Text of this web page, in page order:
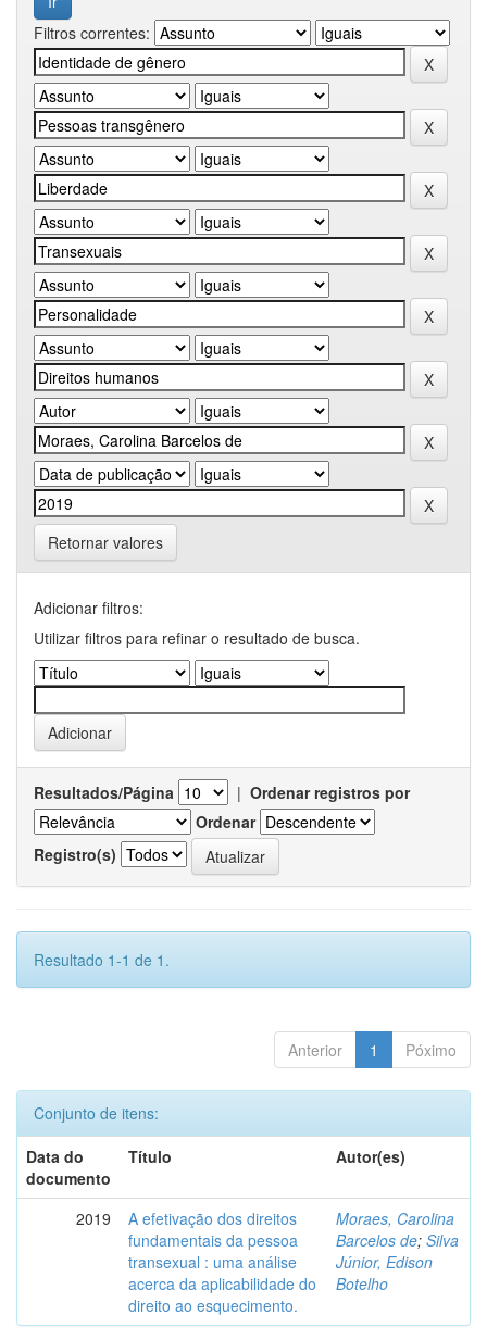
Filtros correntes:
Retornar valores
Adicionar filtros:
Utilizar filtros para refinar o resultado de busca.
Resultados/Página | Ordenar registros por
Ordenar
Registro(s)
Resultado 1-1 de 1.
Anterior 1 Póximo
Conjunto de itens:
Data do
documento
Título Autor(es)
2019
A efetivação dos direitos
fundamentais da pessoa
transexual : uma análise
acerca da aplicabilidade do
direito ao esquecimento.
Moraes, Carolina
Barcelos de; Silva
Júnior, Edison
Botelho